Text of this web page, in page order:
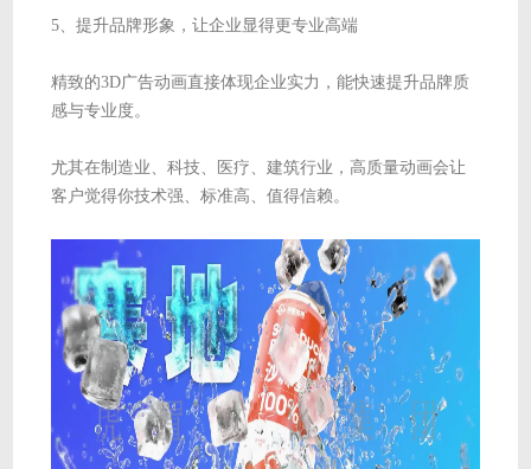
5、提升品牌形象，让企业显得更专业高端
精致的3D广告动画直接体现企业实力，能快速提升品牌质
感与专业度。
尤其在制造业、科技、医疗、建筑行业，高质量动画会让
客户觉得你技术强、标准高、值得信赖。